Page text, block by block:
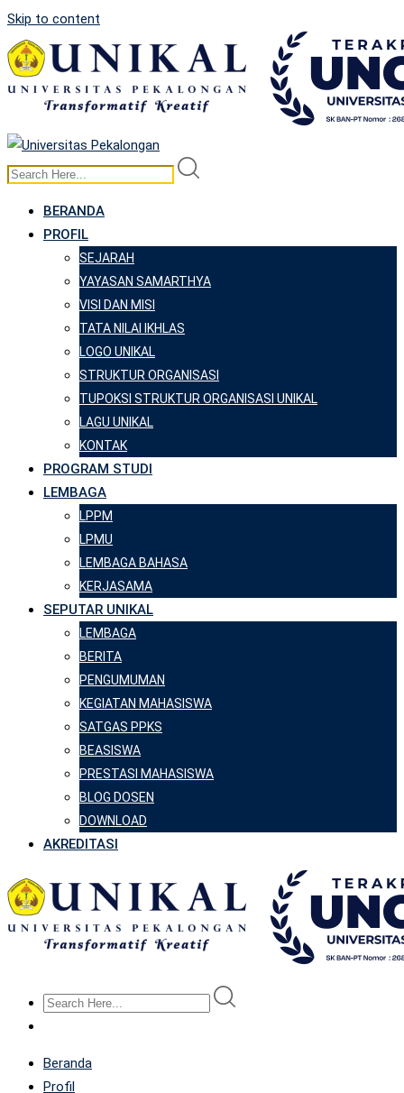
Skip to content
BERANDA
PROFIL
SEJARAH
YAYASAN SAMARTHYA
VISI DAN MISI
TATA NILAI IKHLAS
LOGO UNIKAL
STRUKTUR ORGANISASI
TUPOKSI STRUKTUR ORGANISASI UNIKAL
LAGU UNIKAL
KONTAK
PROGRAM STUDI
LEMBAGA
LPPM
LPMU
LEMBAGA BAHASA
KERJASAMA
SEPUTAR UNIKAL
LEMBAGA
BERITA
PENGUMUMAN
KEGIATAN MAHASISWA
SATGAS PPKS
BEASISWA
PRESTASI MAHASISWA
BLOG DOSEN
DOWNLOAD
AKREDITASI
Beranda
Profil